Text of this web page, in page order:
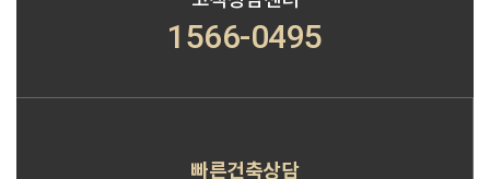
1566-0495
빠른건축상담